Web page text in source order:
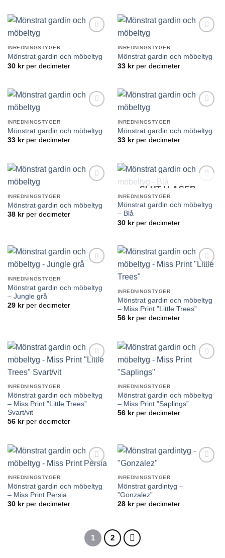
INREDNINGSTYGER
Mönstrat gardin och möbeltyg
30 kr per decimeter
INREDNINGSTYGER
Mönstrat gardin och möbeltyg
33 kr per decimeter
INREDNINGSTYGER
Mönstrat gardin och möbeltyg
33 kr per decimeter
INREDNINGSTYGER
Mönstrat gardin och möbeltyg
33 kr per decimeter
INREDNINGSTYGER
Mönstrat gardin och möbeltyg
38 kr per decimeter
Lägg till
SLUT I LAGER
INREDNINGSTYGER
Mönstrat gardin och möbeltyg
– Blå
30 kr per decimeter
INREDNINGSTYGER
Mönstrat gardin och möbeltyg
– Jungle grå
29 kr per decimeter
INREDNINGSTYGER
Mönstrat gardin och möbeltyg
– Miss Print ”Little Trees”
56 kr per decimeter
INREDNINGSTYGER
Mönstrat gardin och möbeltyg
– Miss Print ”Little Trees”
Svart/vit
56 kr per decimeter
INREDNINGSTYGER
Mönstrat gardin och möbeltyg
– Miss Print ”Saplings”
56 kr per decimeter
INREDNINGSTYGER
Mönstrat gardin och möbeltyg
– Miss Print Persia
30 kr per decimeter
INREDNINGSTYGER
Mönstrat gardintyg –
”Gonzalez”
28 kr per decimeter
1 2